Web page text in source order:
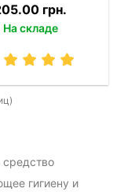
грн.
На складе
гигиену и